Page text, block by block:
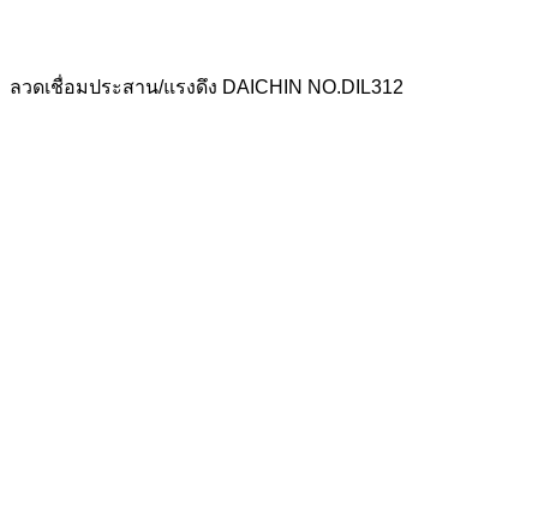
ลวดเชื่อมประสาน/แรงดึง DAICHIN NO.DIL312